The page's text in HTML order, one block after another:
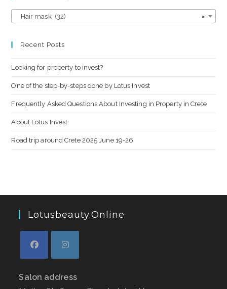
×
Hair mask (32)
Recent Posts
Looking for property to invest?
One of the step-by-steps done by Lotus Invest
Frequently Asked Questions About Investing in Property in Crete
About Lotus Invest
Road trip around Crete 2025 June 19-26
Lotusbeauty.online
Salon address